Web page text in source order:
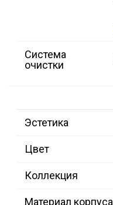
Система
очистки
Эстетика
Цвет
Коллекция
Материал корпуса